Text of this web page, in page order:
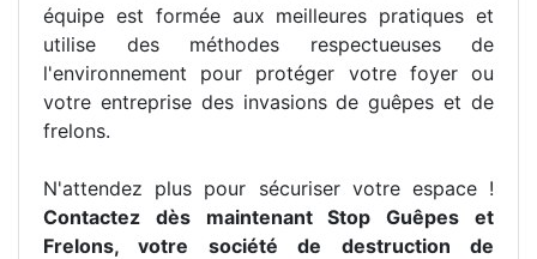
équipe est formée aux meilleures pratiques et
utilise des méthodes respectueuses de
l'environnement pour protéger votre foyer ou
votre entreprise des invasions de guêpes et de
frelons.
N'attendez plus pour sécuriser votre espace !
Contactez dès maintenant Stop Guêpes et
Frelons, votre société de destruction de